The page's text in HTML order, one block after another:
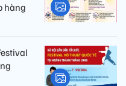
hàng